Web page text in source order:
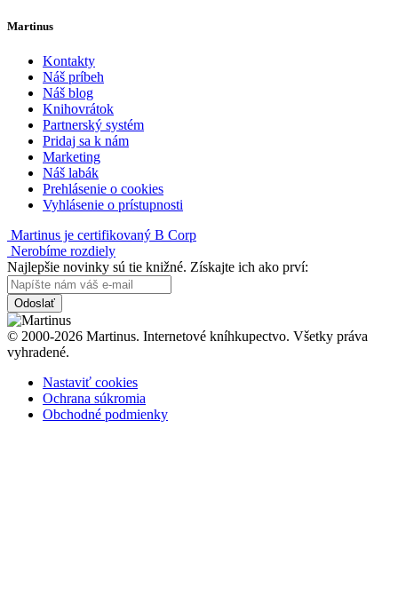
Martinus
Kontakty
Náš príbeh
Náš blog
Knihovrátok
Partnerský systém
Pridaj sa k nám
Marketing
Náš labák
Prehlásenie o cookies
Vyhlásenie o prístupnosti
Martinus je certifikovaný B Corp
Nerobíme rozdiely
Najlepšie novinky sú tie knižné. Získajte ich ako prví:
Odoslať
© 2000-2026 Martinus. Internetové kníhkupectvo. Všetky práva
vyhradené.
Nastaviť cookies
Ochrana súkromia
Obchodné podmienky